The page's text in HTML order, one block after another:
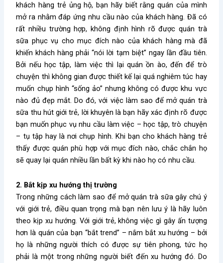
khách hàng trẻ ủng hộ, bạn hãy biết rằng quán của mình
mở ra nhằm đáp ứng nhu cầu nào của khách hàng. Đã có
rất nhiều trường hợp, không định hình rõ được quán trà
sữa phục vụ cho mục đích nào của khách hàng mà đã
khiến khách hàng phải “nói lời tạm biệt” ngay lần đầu tiên.
Bởi nếu học tập, làm việc thì lại quán ồn ào, đến để trò
chuyện thì không gian được thiết kế lại quá nghiêm túc hay
muốn chụp hình “sống ảo” nhưng không có được khu vực
nào đủ đẹp mắt. Do đó, với việc làm sao để mở quán trà
sữa thu hút giới trẻ, lời khuyên là bạn hãy xác định rõ được
bạn muốn phục vụ nhu cầu làm việc – học tập, trò chuyện
– tụ tập hay là nơi chụp hình. Khi bạn cho khách hàng trẻ
thấy được quán phù hợp với mục đích nào, chắc chắn họ
sẽ quay lại quán nhiều lần bất kỳ khi nào họ có nhu cầu.
2. Bắt kịp xu hướng thị trường
Trong những cáchlàm sao để mở quán trà sữagây chú ý
với giới trẻ, điều quan trọng mà bạn nên lưu ý là hãy luôn
theo kịp xu hướng. Với giới trẻ, không việc gì gây ấn tượng
hơn là quán của bạn “bắt trend” – nắm bắt xu hướng – bởi
họ là những người thích có được sự tiên phong, tức họ
phải là một trong những người biết đến xu hướng đó. Do